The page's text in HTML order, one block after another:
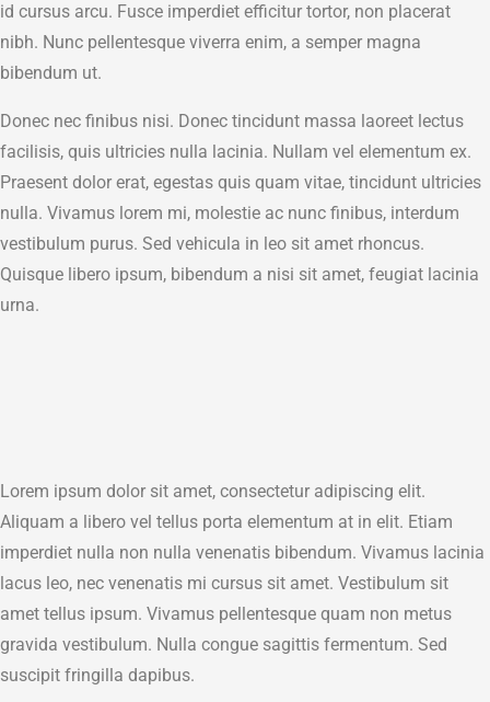
id cursus arcu. Fusce imperdiet efficitur tortor, non placerat
nibh. Nunc pellentesque viverra enim, a semper magna
bibendum ut.
Donec nec finibus nisi. Donec tincidunt massa laoreet lectus
facilisis, quis ultricies nulla lacinia. Nullam vel elementum ex.
Praesent dolor erat, egestas quis quam vitae, tincidunt ultricies
nulla. Vivamus lorem mi, molestie ac nunc finibus, interdum
vestibulum purus. Sed vehicula in leo sit amet rhoncus.
Quisque libero ipsum, bibendum a nisi sit amet, feugiat lacinia
urna.
Lorem ipsum dolor sit amet, consectetur adipiscing elit.
Aliquam a libero vel tellus porta elementum at in elit. Etiam
imperdiet nulla non nulla venenatis bibendum. Vivamus lacinia
lacus leo, nec venenatis mi cursus sit amet. Vestibulum sit
amet tellus ipsum. Vivamus pellentesque quam non metus
gravida vestibulum. Nulla congue sagittis fermentum. Sed
suscipit fringilla dapibus.